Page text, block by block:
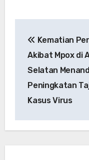
pos
Kematian
Akibat Mpox di
Selatan
Peningkatan
Kasus Virus